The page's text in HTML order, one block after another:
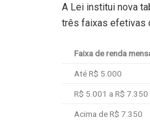
A Lei institui nova
três faixas efetivas
Faixa de renda
Até R$ 5.000
R$ 5.001 a R$ 7.350
Acima de R$ 7.350